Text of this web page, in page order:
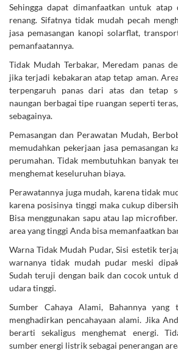
Sehingga dapat dimanfaatkan untuk
renang. Sifatnya tidak mudah pecah
jasa pemasangan kanopi solarflat,
pemanfaatannya.
Tidak Mudah Terbakar, Meredam panas
jika terjadi kebakaran atap tetap aman.
terpengaruh panas dari atas dan tetap
naungan berbagai tipe ruangan seperti
sebagainya.
Pemasangan dan Perawatan Mudah,
memudahkan pekerjaan jasa pemasangan
perumahan. Tidak membutuhkan banyak
menghemat keseluruhan biaya.
Perawatannya juga mudah, karena tidak
karena posisinya tinggi maka cukup
Bisa menggunakan sapu atau lap
area yang tinggi Anda bisa memanfaatkan
Warna Tidak Mudah Pudar, Sisi estetik
warnanya tidak mudah pudar meski
Sudah teruji dengan baik dan cocok untuk
udara tinggi.
Sumber Cahaya Alami, Bahannya yang
menghadirkan pencahayaan alami. Jika
berarti sekaligus menghemat energi.
sumber energi listrik sebagai penerangan